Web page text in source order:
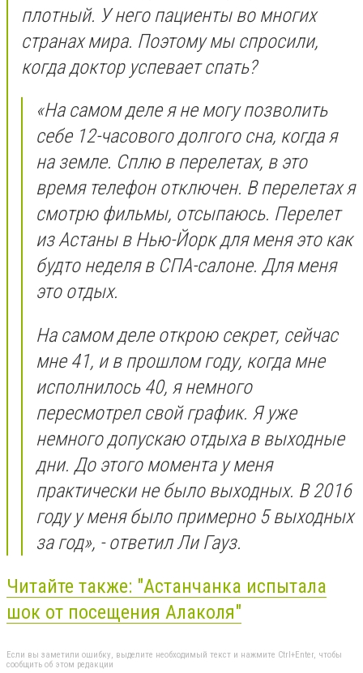
плотный. У него пациенты во многих
странах мира. Поэтому мы спросили,
когда доктор успевает спать?
«На самом деле я не могу позволить
себе 12-часового долгого сна, когда я
на земле. Сплю в перелетах, в это
время телефон отключен. В перелетах я
смотрю фильмы, отсыпаюсь. Перелет
из Астаны в Нью-Йорк для меня это как
будто неделя в СПА-салоне. Для меня
это отдых.
На самом деле открою секрет, сейчас
мне 41, и в прошлом году, когда мне
исполнилось 40, я немного
пересмотрел свой график. Я уже
немного допускаю отдыха в выходные
дни. До этого момента у меня
практически не было выходных. В 2016
году у меня было примерно 5 выходных
за год», - ответил Ли Гауз.
Читайте также: "Астанчанка испытала
шок от посещения Алаколя"
Если вы заметили ошибку, выделите необходимый текст и нажмите Ctrl+Enter, чтобы
сообщить об этом редакции